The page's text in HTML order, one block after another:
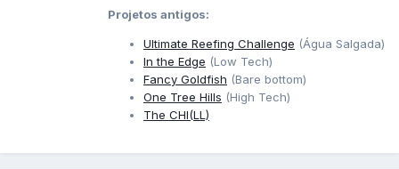
Projetos antigos:
Ultimate Reefing Challenge (Água Salgada)
In the Edge (Low Tech)
Fancy Goldfish (Bare bottom)
One Tree Hills (High Tech)
The CHI(LL)